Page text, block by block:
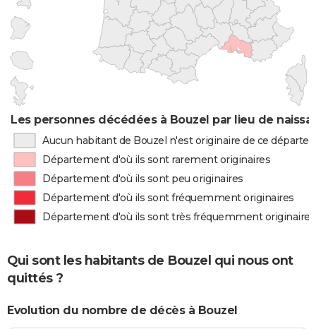
Les personnes décédées à Bouzel par lieu de
Aucun habitant de Bouzel n'est originaire de ce
Département d'où ils sont rarement originaires
Département d'où ils sont peu originaires
Département d'où ils sont fréquemment originaires
Département d'où ils sont très fréquemment originaires
Qui sont les habitants de Bouzel qui nous ont
quittés ?
Evolution du nombre de décès à Bouzel